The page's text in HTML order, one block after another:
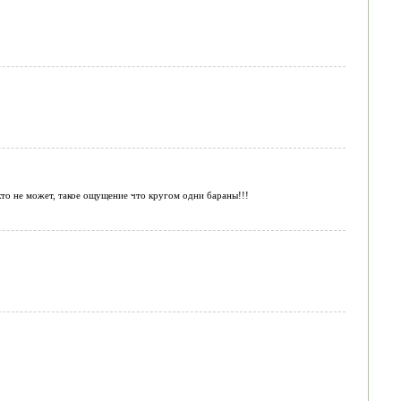
не может, такое ощущение что кругом одни бараны!!!